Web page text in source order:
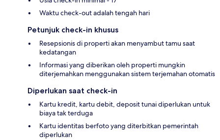
Waktu check-out adalah tengah hari
Petunjuk check-in khusus
Resepsionis di properti akan menyambut tamu saat
kedatangan
Informasi yang diberikan oleh properti mungkin
diterjemahkan menggunakan sistem terjemahan otomatis
Diperlukan saat check-in
Kartu kredit, kartu debit, deposit tunai diperlukan untuk
biaya tak terduga
Kartu identitas berfoto yang diterbitkan pemerintah
diperlukan